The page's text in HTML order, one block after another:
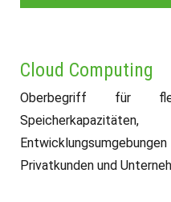
Cloud Computing
Oberbegriff für
Privatkunden und